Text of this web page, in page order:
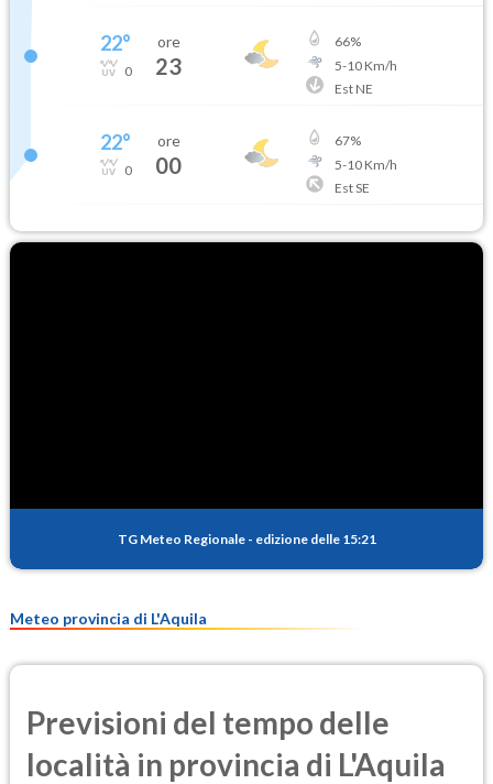
22°
0
ore
23
66%
5-10Km/h
Est NE
22°
0
ore
00
67%
5-10Km/h
Est SE
TG Meteo Regionale - edizione delle 15:21
Meteo provincia di L'Aquila
Previsioni del tempo delle
località in provincia di L'Aquila